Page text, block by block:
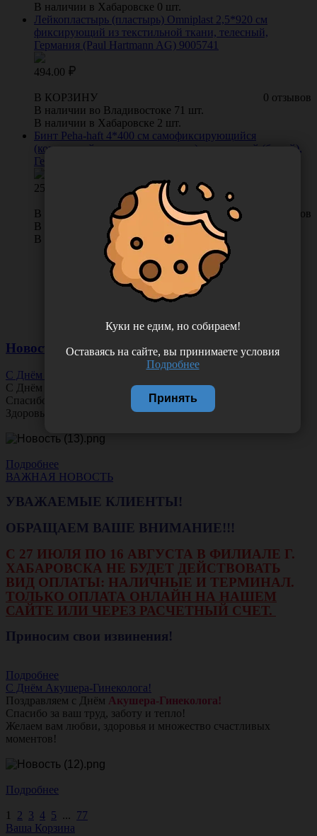
В наличии в Хабаровске 0 шт.
Лейкопластырь (пластырь) Omniplast 2,5*920 см
фиксирующий из текстильной ткани, телесный,
Германия (Paul Hartmann AG) 9005741
494.00
0 отзывов
В КОРЗИНУ
В наличии во Владивостоке 71 шт.
В наличии в Хабаровске 2 шт.
Бинт Peha-haft 4*400 см самофиксирующийся
(когезивный, не содержит латекс) эластичный (белый),
Германия (Paul Hartmann AG) 9324833
254.00
0 отзывов
В КОРЗИНУ
В наличии во Владивостоке 40 шт.
В наличии в Хабаровске 10 шт.
Новости
С Днём Офтальмолога!
С Днём
Спасибо за ясное зрение и заботу о пациентах.
Здоровья вам и новых профессиональных побед!
Подробнее
ВАЖНАЯ НОВОСТЬ
УВАЖАЕМЫЕ КЛИЕНТЫ!
ОБРАЩАЕМ ВАШЕ ВНИМАНИЕ!!!
С 27 ИЮЛЯ ПО 16 АВГУСТА В ФИЛИАЛЕ Г.
ХАБАРОВСКА НЕ БУДЕТ ДЕЙСТВОВАТЬ
ВИД ОПЛАТЫ: НАЛИЧНЫЕ И ТЕРМИНАЛ.
ТОЛЬКО ОПЛАТА ОНЛАЙН НА НАШЕМ
САЙТЕ ИЛИ ЧЕРЕЗ РАСЧЕТНЫЙ СЧЕТ.
Приносим свои извинения!
Подробнее
С Днём Акушера-Гинеколога!
Поздравляем с Днём Акушера-Гинеколога!
Спасибо за ваш труд, заботу и тепло!
Желаем вам любви, здоровья и множество счастливых
моментов!
Подробнее
1 2 3 4 5 ... 77
Ваша Корзина
Куки не едим, но собираем!
Оставаясь на сайте, вы принимаете условия
Подробнее
Принять